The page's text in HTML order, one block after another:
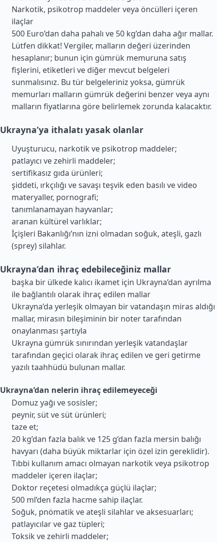
Narkotik, psikotrop maddeler veya öncülleri içeren
ilaçlar
500 Euro’dan daha pahalı ve 50 kg’dan daha ağır mallar.
Lütfen dikkat! Vergiler, malların değeri üzerinden
hesaplanır; bunun için gümrük memuruna satış
fişlerini, etiketleri ve diğer mevcut belgeleri
sunmalısınız. Bu tür belgeleriniz yoksa, gümrük
memurları malların gümrük değerini benzer veya aynı
malların fiyatlarına göre belirlemek zorunda kalacaktır.
Ukrayna’ya ithalatı yasak olanlar
Uyuşturucu, narkotik ve psikotrop maddeler;
patlayıcı ve zehirli maddeler;
sertifikasız gıda ürünleri;
şiddeti, ırkçılığı ve savaşı teşvik eden basılı ve video
materyaller, pornografi;
tanımlanamayan hayvanlar;
aranan kültürel varlıklar;
İçişleri Bakanlığı’nın izni olmadan soğuk, ateşli, gazlı
(sprey) silahlar.
Ukrayna’dan ihraç edebileceğiniz mallar
başka bir ülkede kalıcı ikamet için Ukrayna’dan ayrılma
ile bağlantılı olarak ihraç edilen mallar
Ukrayna’da yerleşik olmayan bir vatandaşın miras aldığı
mallar, mirasın bileşiminin bir noter tarafından
onaylanması şartıyla
Ukrayna gümrük sınırından yerleşik vatandaşlar
tarafından geçici olarak ihraç edilen ve geri getirme
yazılı taahhüdü bulunan mallar.
Ukrayna’dan nelerin ihraç edilemeyeceği
Domuz yağı ve sosisler;
peynir, süt ve süt ürünleri;
taze et;
20 kg’dan fazla balık ve 125 g’dan fazla mersin balığı
havyarı (daha büyük miktarlar için özel izin gereklidir).
Tıbbi kullanım amacı olmayan narkotik veya psikotrop
maddeler içeren ilaçlar;
Doktor reçetesi olmadıkça güçlü ilaçlar;
500 ml’den fazla hacme sahip ilaçlar.
Soğuk, pnömatik ve ateşli silahlar ve aksesuarları;
patlayıcılar ve gaz tüpleri;
Toksik ve zehirli maddeler;